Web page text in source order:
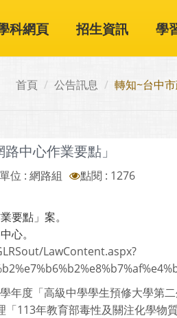
科網頁 招生資訊 學
首頁 公告訊息 轉知~台中
中心作業要點」
位 : 網路組 點閱 : 1276
要點」案。
心。
LawContent.aspx?
年度「高級中學學生預修大學第
113年教育部毒性及關注化學物